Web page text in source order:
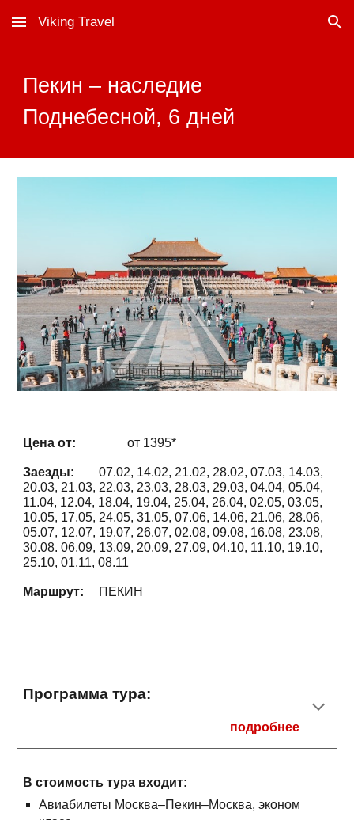
Skip to main content Skip to navigation
Viking Travel
Пекин – наследие
Поднебесной, 6 дней
Цена от: от 1395*
Заезды:
07.02, 14.02, 21.02, 28.02, 07.03, 14.03,
20.03, 21.03, 22.03, 23.03, 28.03, 29.03, 04.04, 05.04,
11.04, 12.04, 18.04, 19.04, 25.04, 26.04, 02.05, 03.05,
10.05, 17.05, 24.05, 31.05, 07.06, 14.06, 21.06, 28.06,
05.07, 12.07, 19.07, 26.07, 02.08, 09.08, 16.08, 23.08,
30.08. 06.09, 13.09, 20.09, 27.09, 04.10, 11.10, 19.10,
25.10, 01.11, 08.11
Маршрут: ПЕКИН
Программа тура:
подробнее
В стоимость тура входит:
Авиабилеты Москва–Пекин–Москва, эконом